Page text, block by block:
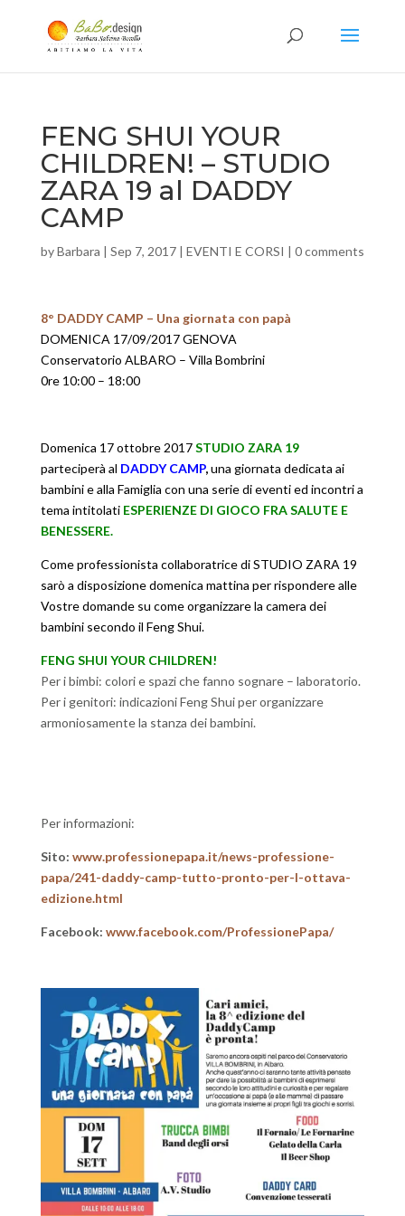
FENG SHUI YOUR
CHILDREN! – STUDIO
ZARA 19 al DADDY
CAMP
byBarbara | Sep 7, 2017| EVENTI E CORSI | 0 comments
8° DADDY CAMP – Una giornata con papà
DOMENICA 17/09/2017 GENOVA
Conservatorio ALBARO – Villa Bombrini
0re 10:00 – 18:00
Domenica 17 ottobre 2017STUDIO ZARA 19
parteciperà al DADDY CAMP,una giornata dedicata ai
bambini e alla Famiglia con una serie di eventi ed incontri a
tema intitolati ESPERIENZE DI GIOCO FRA SALUTE E
BENESSERE.
Come professionista collaboratrice di STUDIO ZARA 19
sarò a disposizione domenica mattina per rispondere alle
Vostre domande su come organizzare la camera dei
bambini secondo il Feng Shui.
FENG SHUI YOUR CHILDREN!
Per i bimbi: colori e spazi che fanno sognare – laboratorio.
Per i genitori: indicazioni Feng Shui per organizzare
armoniosamente la stanza dei bambini.
Per informazioni:
Sito: www.professionepapa.it/news-professione-
papa/241-daddy-camp-tutto-pronto-per-l-ottava-
edizione.html
Facebook: www.facebook.com/ProfessionePapa/